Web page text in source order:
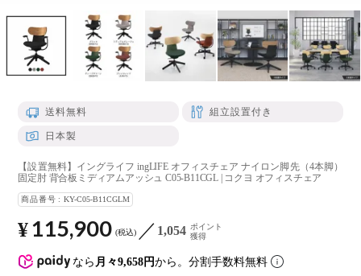
送料無料 組立設置付き
日本製
【設置無料】イングライフ ingLIFE オフィスチェア ナイロン脚先（4本脚）
固定肘 背合板ミディアムアッシュ C05-B11CGL | コクヨ オフィスチェア
商品番号 KY-C05-B11CGLM
なら 月々9,658円から。分割手数料無料
¥ 115,900 税込 1,054 ポイント
獲得